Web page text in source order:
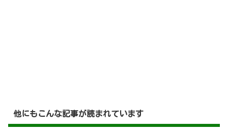
他にもこんな記事が読まれています